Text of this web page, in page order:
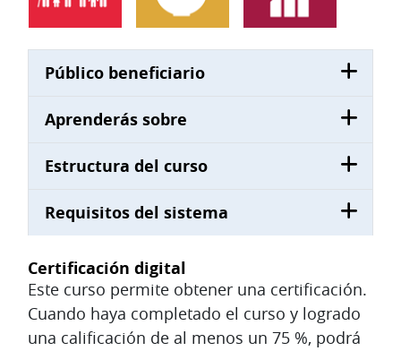
Público beneficiario
Aprenderás sobre
Estructura del curso
Requisitos del sistema
Certificación digital
Este curso permite obtener una certificación.
Cuando haya completado el curso y logrado
una calificación de al menos un 75 %, podrá